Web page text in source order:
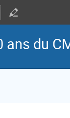
ans du